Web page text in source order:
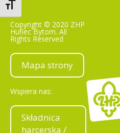
Toggle Font size
Copyright © 2020 ZHP
Hufiec Bytom. All
Rights Reserved
Mapa strony
Wspiera nas:
Składnica
harcerska /